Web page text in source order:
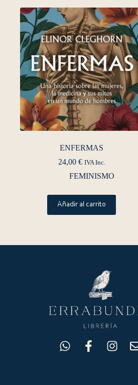
ENFERMAS
24,00 € IVA Inc.
FEMINISMO
Añadir al carrito